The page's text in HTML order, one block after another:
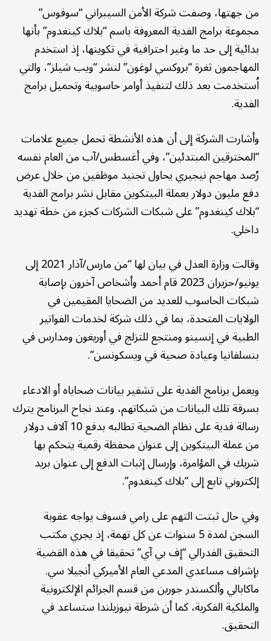
من جهتها، وصفت شركة الأمن السيبراني “سوفوس”
مجموعة برامج الفدية المعروفة باسم “بلاك كينغدوم” بأنها
بدائية إلى حد ما وغير احترافية في تكوينها، إذ استخدم
المهاجمون ثغرة “بروكسي لوغون” لنشر “ويب شيلز”، والتي
اُستخدمت بعد ذلك لتنفيذ أوامر حاسوبية وتحميل برامج
الفدية.
وأشارت الشركة إلى أن هذه الأنشطة تحمل جميع علامات
“المخترقين المبتدئين”، وفي أغسطس/آب من العام نفسه
رُصد مهاجم نيجيري يحاول تجنيد موظفين من خلال عرض
دفع مليون دولار بعملة البيتكوين مقابل نشر برامج الفدية
“بلاك كينغدوم” على شبكات الشركات كجزء من خطة تهديد
داخلي.
وقالت وزارة العدل في بيان لها “من مارس/آذار 2021 إلى
يونيو/حزيران 2023 قام أحمد وأشخاص آخرون بإصابة
شبكات الحاسوب للعديد من الضحايا المقيمين في
الولايات المتحدة، بما في ذلك شركة لخدمات الفواتير
الطبية في إنسينو ومنتجع للتزلج في أوريغون ومدارس في
بنسلفانيا وعيادة صحية في ويسكونسن”.
ويعمل برنامج الفدية على تشفير بيانات ضحاياه أو الادعاء
بسرقة تلك البيانات من شبكاتهم، وعند نجاح البرنامج يترك
رسالة فدية على نظام الضحية تطالبه بدفع 10 آلاف دولار
من عملة البيتكوين إلى عنوان محفظة رقمية يتحكم بها
شريك في المؤامرة، وإرسال إثبات الدفع إلى عنوان بريد
إلكتروني تابع إلى “بلاك كينغدوم”.
وفي حال ثبتت التهم على رامي فسوف يواجه عقوبة
السجن لمدة 5 سنوات عن كل تهمة، إذ يجري مكتب
التحقيق الفدرالي “إف بي آي” تحقيقا في هذه القضية
بإشراف مساعدي المدعي العام الأميركي أنجيلا سي.
ماكابالي وألكسندر جورين من قسم الجرائم الإلكترونية
والملكية الفكرية، كما أن شرطة نيوزيلندا ستساعد في
التحقيق.